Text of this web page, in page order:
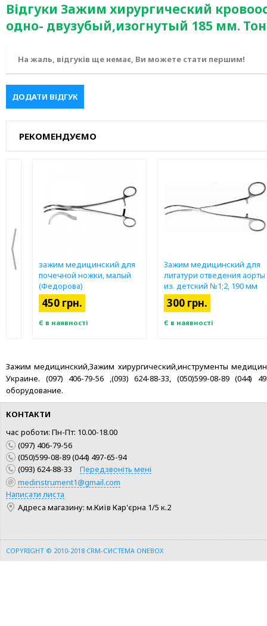
Відгуки Зажим хирургический
одно- двузубый,изогнутый 185 мм.
На жаль, відгуків ще немає, Ви можете стати першим!
ДОДАТИ ВІДГУК
РЕКОМЕНДУЄМО
зажим медицинский для
почечной ножки, малый
(Федорова)
450 грн.
Є в наявності
КУПИТИ
ШВИДКА ПОКУПКА
Зажим медицинский для
лигатури отведения аорты
из. детский №1;2, 190 мм
З-132
300 грн.
Є в наявності
Зажим медицинский,Зажим хирургический,инструменты
Украине. (097) 406-79-56 ,(093) 624-88-33, (050)599-08-89
оборудование.
КОНТАКТИ
час роботи: Пн-Пт: 10.00-18.00
(097) 406-79-56
(050)599-08-89 (044) 497-65-94
(093) 624-88-33
Передзвоніть мені
medinstrument1@gmail.com
Написати листа
Адреса магазину: м.Київ Кар'єрна 1/5 к.2
COPYRIGHT © 2010-2018 CRM-СИСТЕМА ONEBOX